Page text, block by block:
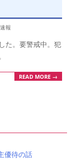
報
た。要警戒中。犯
READ MORE →
優待の話